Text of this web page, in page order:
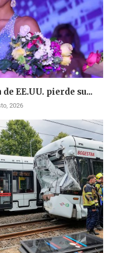
EE.UU. pierde su...
2026